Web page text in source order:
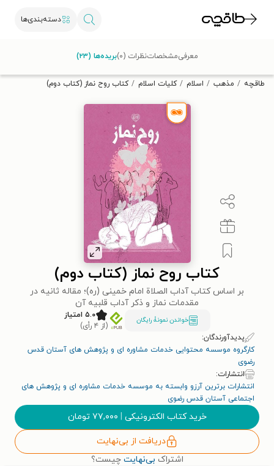
دسته‌بندی‌ها
تخفیف از طاقچه دریافت کن.
طاقچه مذهب اسلام کلیات اسلام کتاب روح نماز (کتاب دوم)
کتاب روح نماز (کتاب دوم)
بر اساس کتاب آداب الصلاة امام خمینی (ره)؛ مقاله ثانیه در
مقدمات نماز و ذکر آداب قلبیه آن
خواندن نمونۀ رایگان
۵.۰ امتیاز
(از ۴ رأی)
پدیدآورندگان:
کارگروه موسسه محتوایی خدمات مشاوره ای و پژوهش های آستان قدس
رضوی
انتشارات:
انتشارات برترین آرزو وابسته به موسسه خدمات مشاوره ای و پژوهش های
اجتماعی آستان قدس رضوی
خرید کتاب الکترونیکی | ۷۷,۰۰۰ تومان
دریافت از بی‌نهایت
اشتراک بی‌نهایت چیست؟
معرفیمشخصاتنظرات (۰) بریده‌ها (۲۳)